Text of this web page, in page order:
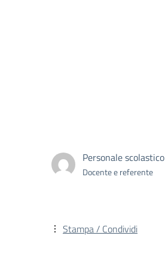
Personale scolastico
Docente e referente
Stampa / Condividi